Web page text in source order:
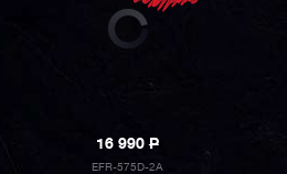
16 990P
EFR-575D-2A